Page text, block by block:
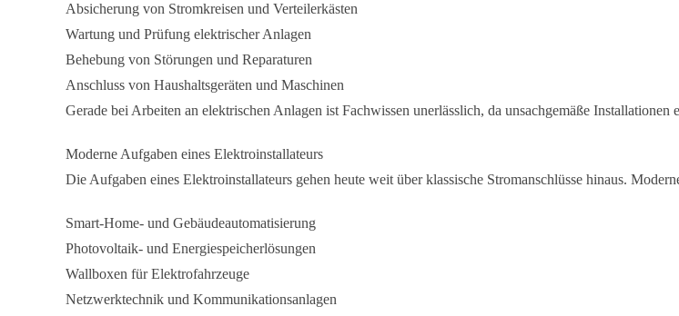
Absicherung von Stromkreisen und Verteilerkästen
Wartung und Prüfung elektrischer Anlagen
Behebung von Störungen und Reparaturen
Anschluss von Haushaltsgeräten und Maschinen
Gerade bei Arbeiten an elektrischen Anlagen ist Fachwissen unerlässlich, da unsachgemäße Installationen
Moderne Aufgaben eines Elektroinstallateurs
Die Aufgaben eines Elektroinstallateurs gehen heute weit über klassische Stromanschlüsse hinaus.
Smart-Home- und Gebäudeautomatisierung
Photovoltaik- und Energiespeicherlösungen
Wallboxen für Elektrofahrzeuge
Netzwerktechnik und Kommunikationsanlagen